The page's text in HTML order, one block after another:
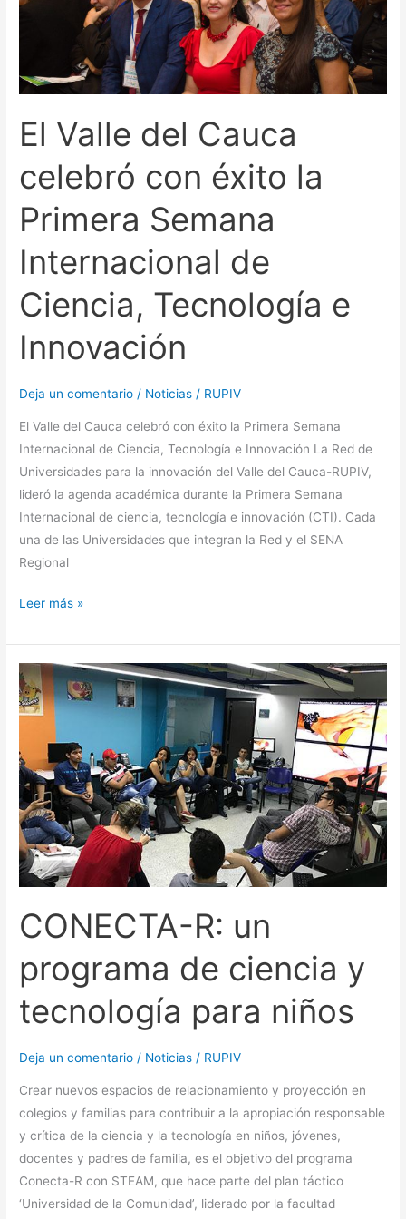
El Valle del Cauca
celebró con éxito la
Primera Semana
Internacional de
Ciencia, Tecnología e
Innovación
Deja un comentario / Noticias / RUPIV
El Valle del Cauca celebró con éxito la Primera Semana
Internacional de Ciencia, Tecnología e Innovación La Red de
Universidades para la innovación del Valle del Cauca-RUPIV,
lideró la agenda académica durante la Primera Semana
Internacional de ciencia, tecnología e innovación (CTI). Cada
una de las Universidades que integran la Red y el SENA
Regional
la
Semana
Internacional
de
Tecnología
Innovación
Leer más »
CONECTA-R: un
programa de ciencia y
tecnología para niños
Deja un comentario / Noticias / RUPIV
Crear nuevos espacios de relacionamiento y proyección en
colegios y familias para contribuir a la apropiación responsable
y crítica de la ciencia y la tecnología en niños, jóvenes,
docentes y padres de familia, es el objetivo del programa
Conecta-R con STEAM, que hace parte del plan táctico
‘Universidad de la Comunidad’, liderado por la facultad
CONECTA-
R:
un
programa
de
ciencia
y
tecnología
para
niños